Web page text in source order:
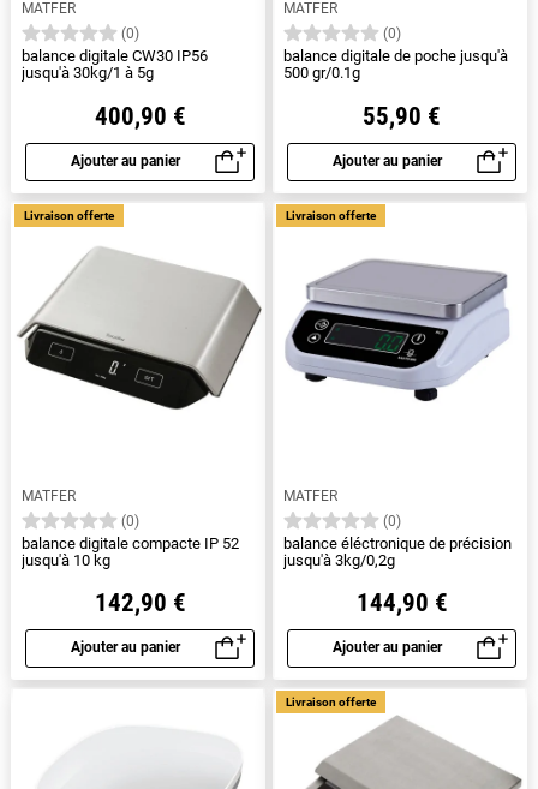
MATFER
(0)
balance digitale CW30 IP56
jusqu'à 30kg/1 à 5g
400,90 €
Ajouter au panier
Aperçu rapide
MATFER
(0)
balance digitale de poche jusqu'à
500 gr/0.1g
55,90 €
Ajouter au panier
Aperçu rapide
MATFER
(0)
balance digitale compacte IP 52
jusqu'à 10 kg
142,90 €
Ajouter au panier
Aperçu rapide
Livraison offerte
MATFER
(0)
balance éléctronique de précision
jusqu'à 3kg/0,2g
144,90 €
Ajouter au panier
Aperçu rapide
Livraison offerte
Livraison offerte